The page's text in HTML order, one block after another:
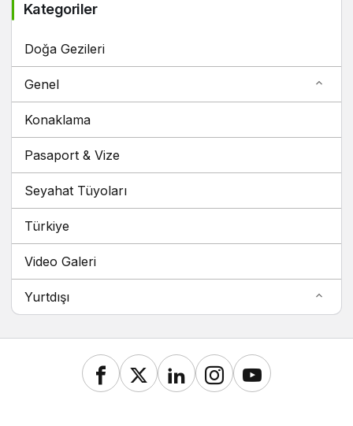
Kategoriler
Doğa Gezileri
Genel
Konaklama
Pasaport & Vize
Seyahat Tüyoları
Türkiye
Video Galeri
Yurtdışı